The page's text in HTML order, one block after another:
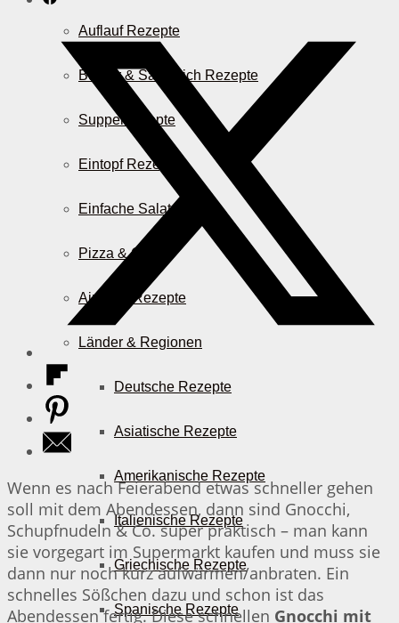
Auflauf Rezepte
Burger & Sandwich Rezepte
Suppenrezepte
Eintopf Rezepte
Einfache Salatrezepte
Pizza & Co.
AirFryer Rezepte
Länder & Regionen
Deutsche Rezepte
Asiatische Rezepte
Amerikanische Rezepte
Italienische Rezepte
Griechische Rezepte
Spanische Rezepte
Wenn es nach Feierabend etwas schneller gehen
soll mit dem Abendessen, dann sind Gnocchi,
Schupfnudeln & Co. super praktisch – man kann
sie vorgegart im Supermarkt kaufen und muss sie
dann nur noch kurz aufwärmen/anbraten. Ein
schnelles Sößchen dazu und schon ist das
Abendessen fertig. Diese schnellen Gnocchi mit